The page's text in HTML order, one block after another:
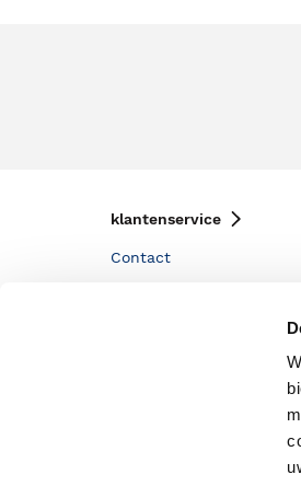
klantenservice
Contact
Annuleren & Retourneren
Zakelijk boeken